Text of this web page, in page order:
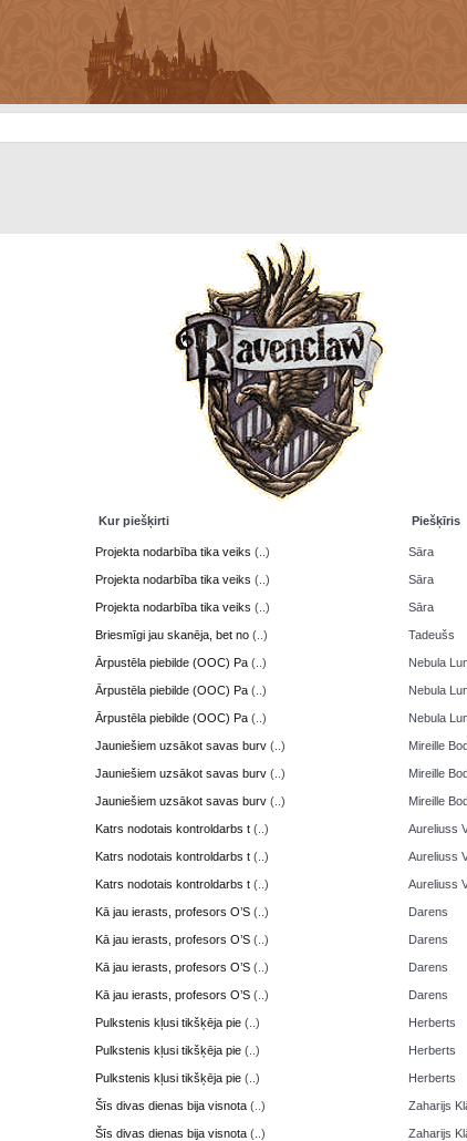
Kur piešķirti Piešķīris
Projekta nodarbība tika veiks (..) Sāra
Projekta nodarbība tika veiks (..) Sāra
Projekta nodarbība tika veiks (..) Sāra
Briesmīgi jau skanēja, bet no (..) Tadeušs
Ārpustēla piebilde (OOC) Pa (..) Nebula
Ārpustēla piebilde (OOC) Pa (..) Nebula
Ārpustēla piebilde (OOC) Pa (..) Nebula
Jauniešiem uzsākot savas burv (..) Mireille
Jauniešiem uzsākot savas burv (..) Mireille
Jauniešiem uzsākot savas burv (..) Mireille
Katrs nodotais kontroldarbs t (..) Aureliuss
Katrs nodotais kontroldarbs t (..) Aureliuss
Katrs nodotais kontroldarbs t (..) Aureliuss
Kā jau ierasts, profesors O’S (..) Darens
Kā jau ierasts, profesors O’S (..) Darens
Kā jau ierasts, profesors O’S (..) Darens
Kā jau ierasts, profesors O’S (..) Darens
Pulkstenis kļusi tikšķēja pie (..) Herberts
Pulkstenis kļusi tikšķēja pie (..) Herberts
Pulkstenis kļusi tikšķēja pie (..) Herberts
Šīs divas dienas bija visnota (..) Zaharijs
Šīs divas dienas bija visnota (..) Zaharijs